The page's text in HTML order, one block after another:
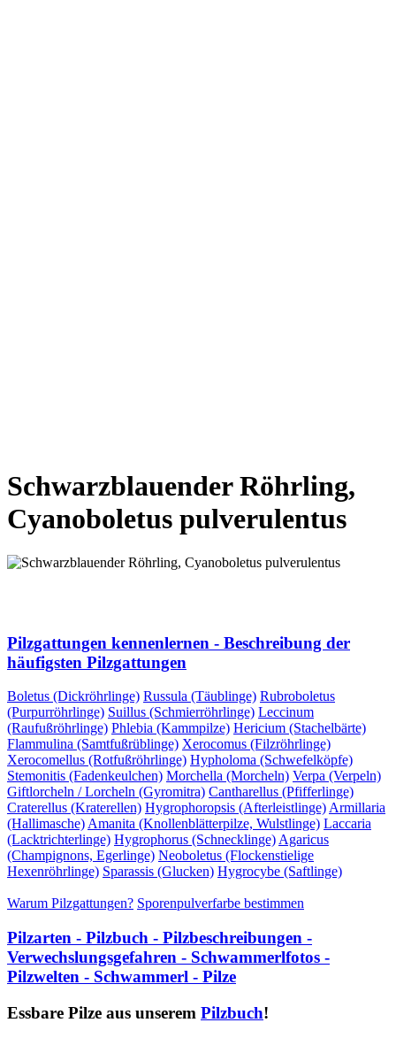
Schwarzblauender Röhrling,
Cyanoboletus pulverulentus
Pilzgattungen kennenlernen - Beschreibung der
häufigsten Pilzgattungen
Boletus (Dickröhrlinge) Russula (Täublinge) Rubroboletus
(Purpurröhrlinge) Suillus (Schmierröhrlinge) Leccinum
(Raufußröhrlinge) Phlebia (Kammpilze) Hericium (Stachelbärte)
Flammulina (Samtfußrüblinge) Xerocomus (Filzröhrlinge)
Xerocomellus (Rotfußröhrlinge) Hypholoma (Schwefelköpfe)
Stemonitis (Fadenkeulchen) Morchella (Morcheln) Verpa (Verpeln)
Giftlorcheln / Lorcheln (Gyromitra) Cantharellus (Pfifferlinge)
Craterellus (Kraterellen) Hygrophoropsis (Afterleistlinge) Armillaria
(Hallimasche) Amanita (Knollenblätterpilze, Wulstlinge) Laccaria
(Lacktrichterlinge) Hygrophorus (Schnecklinge) Agaricus
(Champignons, Egerlinge) Neoboletus (Flockenstielige
Hexenröhrlinge) Sparassis (Glucken) Hygrocybe (Saftlinge)
Warum Pilzgattungen? Sporenpulverfarbe bestimmen
Pilzarten - Pilzbuch - Pilzbeschreibungen -
Verwechslungsgefahren - Schwammerlfotos -
Pilzwelten - Schwammerl - Pilze
Essbare Pilze aus unserem Pilzbuch!